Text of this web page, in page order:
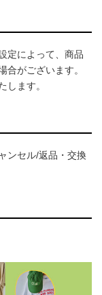
定によって、商品
合がございます。
します。
ンセル/返品・交換